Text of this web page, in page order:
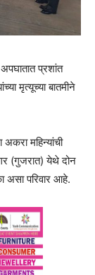
प्रशांत
मृत्यूच्या बातमीने
अकरा महिन्यांची
(गुजरात) येथे दोन
असा परिवार आहे.